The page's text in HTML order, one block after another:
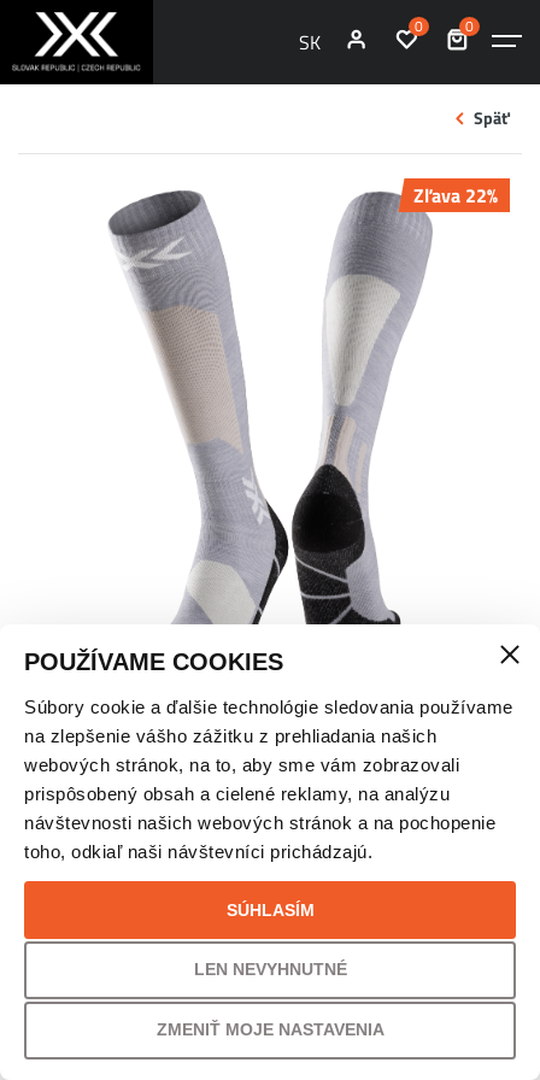
POUŽÍVAME COOKIES
Súbory cookie a ďalšie technológie sledovania používame
na zlepšenie vášho zážitku z prehliadania našich
webových stránok, na to, aby sme vám zobrazovali
prispôsobený obsah a cielené reklamy, na analýzu
návštevnosti našich webových stránok a na pochopenie
toho, odkiaľ naši návštevníci prichádzajú.
SÚHLASÍM
LEN NEVYHNUTNÉ
ZMENIŤ MOJE NASTAVENIA
SK
0 0
Späť
Zľava 22%
X-SOCKS® SKI DISCOVER MERINO OTC
LYŽIARSKE PONOŽKY – UNISEX
VEĽKOSŤ
36,00€
UŠETRÍTE
22% /8,00€
VAŠA CENA